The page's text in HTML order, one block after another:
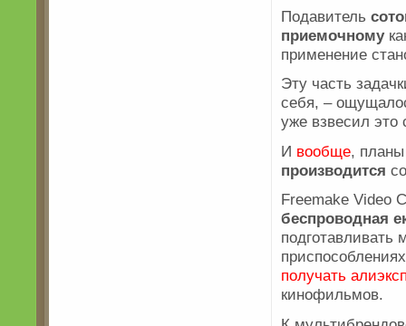
Подавитель
приемочному
применение
Эту часть
себя, –
уже взвесил это
И вообще,
производится
Freemake Video
беспроводная
подготавливать
получать
кинофильмов.